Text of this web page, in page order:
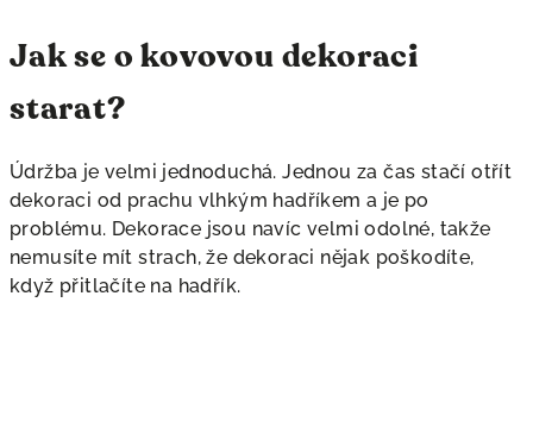
Jak se o kovovou dekoraci
starat?
Údržba je velmi jednoduchá. Jednou za čas stačí otřít
dekoraci od prachu vlhkým hadříkem a je po
problému. Dekorace jsou navíc velmi odolné, takže
nemusíte mít strach, že dekoraci nějak poškodíte,
když přitlačíte na hadřík.